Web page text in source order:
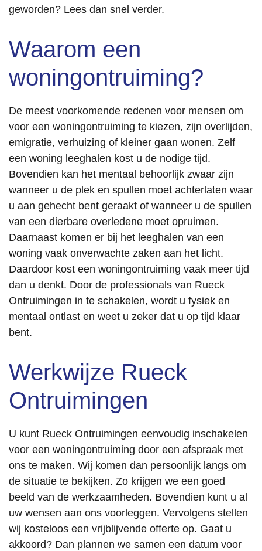
geworden? Lees dan snel verder.
Waarom een
woningontruiming?
De meest voorkomende redenen voor mensen om
voor een woningontruiming te kiezen, zijn overlijden,
emigratie, verhuizing of kleiner gaan wonen. Zelf
een woning leeghalen kost u de nodige tijd.
Bovendien kan het mentaal behoorlijk zwaar zijn
wanneer u de plek en spullen moet achterlaten waar
u aan gehecht bent geraakt of wanneer u de spullen
van een dierbare overledene moet opruimen.
Daarnaast komen er bij het leeghalen van een
woning vaak onverwachte zaken aan het licht.
Daardoor kost een woningontruiming vaak meer tijd
dan u denkt. Door de professionals van Rueck
Ontruimingen in te schakelen, wordt u fysiek en
mentaal ontlast en weet u zeker dat u op tijd klaar
bent.
Werkwijze Rueck
Ontruimingen
U kunt Rueck Ontruimingen eenvoudig inschakelen
voor een woningontruiming door een afspraak met
ons te maken. Wij komen dan persoonlijk langs om
de situatie te bekijken. Zo krijgen we een goed
beeld van de werkzaamheden. Bovendien kunt u al
uw wensen aan ons voorleggen. Vervolgens stellen
wij kosteloos een vrijblijvende offerte op. Gaat u
akkoord? Dan plannen we samen een datum voor